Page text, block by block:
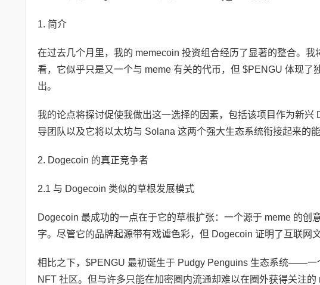
1. 简介
在过去几个月里，我的 memecoin 投资组合经历了显著的整合。
看，它似乎只是又一个与 meme 有关的代币，但 $PENGU 体现
出。
我的论点将探讨促使我做出这一选择的因素，包括该项目作为新
导团队以及它将以太坊与 Solana 这两个强大生态系统衔接起来的能
2. Dogecoin 的真正竞争者
2.1 与 Dogecoin 类似的草根发展模式
Dogecoin 最成功的一点在于它的草根扩张：一个源于 meme 的
字。尽管它的品牌起源带有戏谑色彩，但 Dogecoin 证明了互联网
相比之下，$PENGU 最初诞生于 Pudgy Penguins 生态系统——一
NFT 社区。但与许多只能在加密圈内流通却难以在圈外获得关注